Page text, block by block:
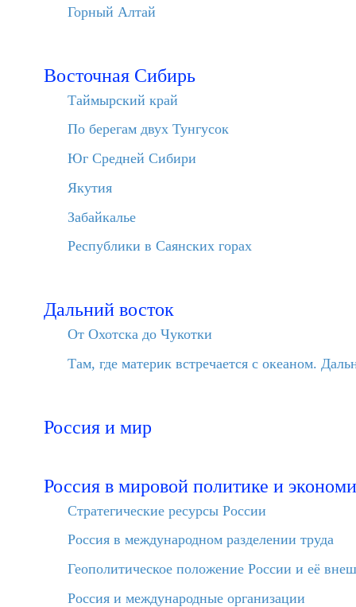
Горный Алтай
Восточная Сибирь
Таймырский край
По берегам двух Тунгусок
Юг Средней Сибири
Якутия
Забайкалье
Республики в Саянских горах
Дальний восток
От Охотска до Чукотки
Там, где материк встречается с океаном.
Россия и мир
Россия в мировой политике и
Стратегические ресурсы России
Россия в международном разделении труда
Геополитическое положение России и её
Россия и международные организации